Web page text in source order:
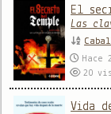
El
Las
Hace
20
Vida